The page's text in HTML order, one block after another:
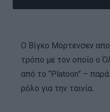
Ο Βίγκο Μόρτενσεν
τρόπο με τον οποίο ο
από το “Platoon” –
ρόλο για την ταινία.